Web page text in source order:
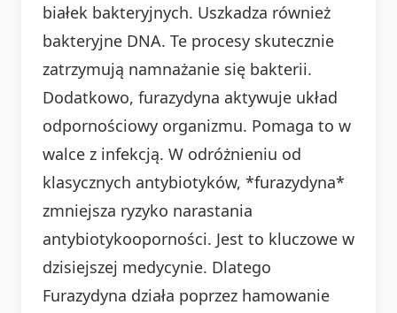
białek bakteryjnych. Uszkadza również
bakteryjne DNA. Te procesy skutecznie
zatrzymują namnażanie się bakterii.
Dodatkowo, furazydyna aktywuje układ
odpornościowy organizmu. Pomaga to w
walce z infekcją. W odróżnieniu od
klasycznych antybiotyków, *furazydyna*
zmniejsza ryzyko narastania
antybiotykooporności. Jest to kluczowe w
dzisiejszej medycynie. Dlatego
Furazydyna działa poprzez hamowanie